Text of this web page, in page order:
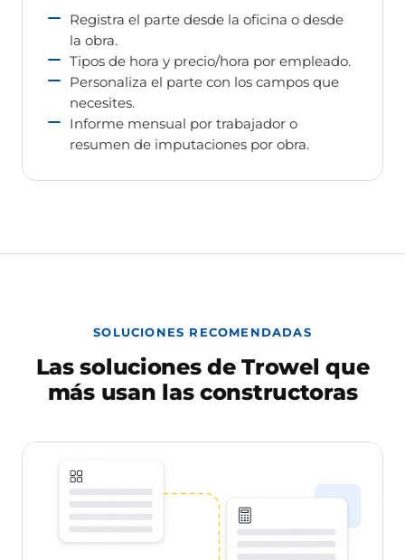
Registra el parte desde la oficina o desde
la obra.
Tipos de hora y precio/hora por empleado.
Personaliza el parte con los campos que
necesites.
Informe mensual por trabajador o
resumen de imputaciones por obra.
SOLUCIONES RECOMENDADAS
Las soluciones de Trowel que
más usan las constructoras